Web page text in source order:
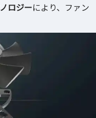
ロジーにより、ファン